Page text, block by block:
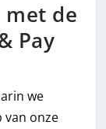
met de
Pay
we
van onze